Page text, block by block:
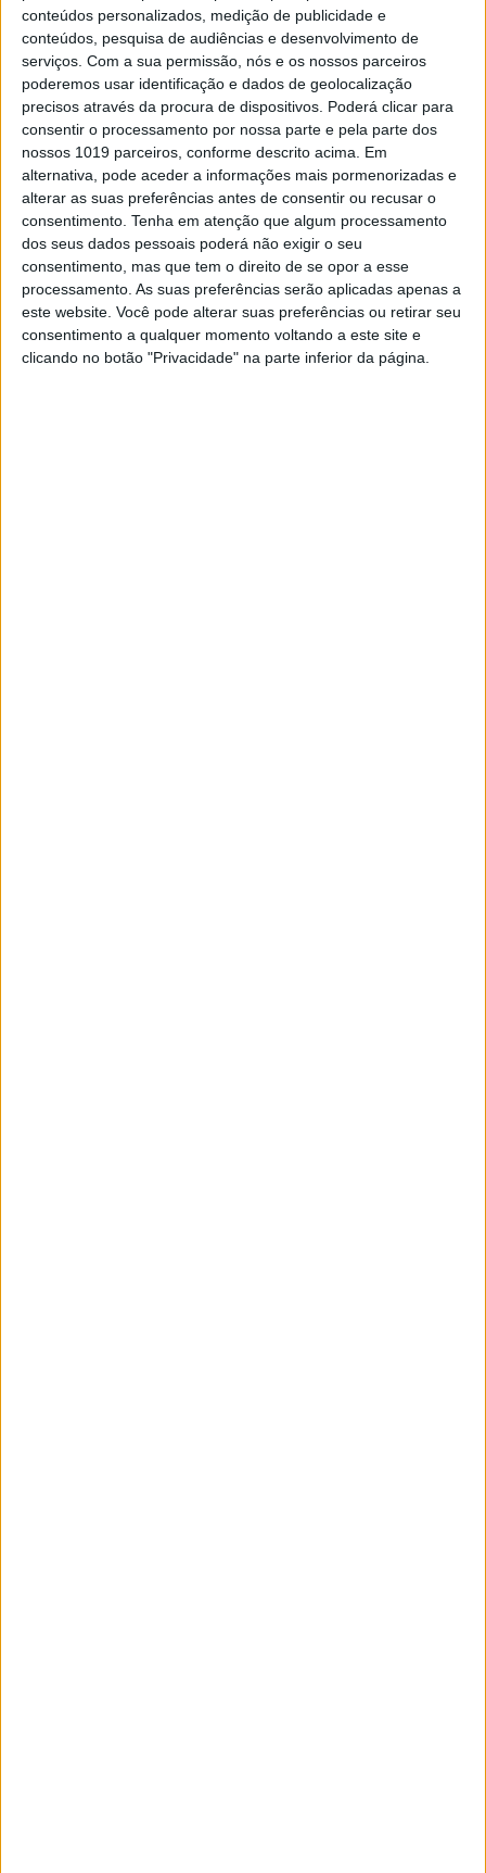
conteúdos personalizados, medição de publicidade e
conteúdos, pesquisa de audiências e desenvolvimento de
serviços. Com a sua permissão, nós e os nossos parceiros
poderemos usar identificação e dados de geolocalização
precisos através da procura de dispositivos. Poderá clicar para
consentir o processamento por nossa parte e pela parte dos
nossos 1019 parceiros, conforme descrito acima. Em
alternativa, pode aceder a informações mais pormenorizadas e
alterar as suas preferências antes de consentir ou recusar o
consentimento. Tenha em atenção que algum processamento
dos seus dados pessoais poderá não exigir o seu
consentimento, mas que tem o direito de se opor a esse
processamento. As suas preferências serão aplicadas apenas a
este website. Você pode alterar suas preferências ou retirar seu
consentimento a qualquer momento voltando a este site e
clicando no botão "Privacidade" na parte inferior da página.
doença, morrer e não ter a quem deixar as minhas
filhas.”E reforçou, em seguida,:“Não estou aqui a
defender-me de nada, só estou a olhar pelos direitos
das minhas filhas!”, diz, em suma.
Percorra, por fim, a galeria de imagens.Luciana
Abreu assume em tribunal que pediu dinheiro
emprestado para sobreviver: “Vivi de promessas”,
diz, em primeiro lugar.
Assine a nossa